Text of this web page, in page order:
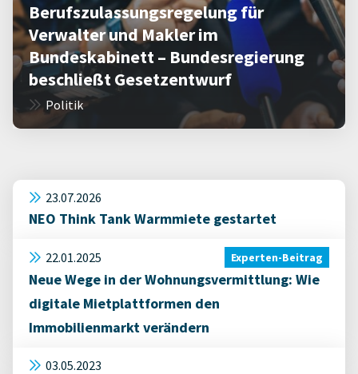
Berufszulassungsregelung für
Verwalter und Makler im
Bundeskabinett – Bundesregierung
beschließt Gesetzentwurf
Politik
23.07.2026
NEO Think Tank Warmmiete gestartet
22.01.2025 Experten-Beitrag
Neue Wege in der Wohnungsvermittlung: Wie
digitale Mietplattformen den
Immobilienmarkt verändern
03.05.2023